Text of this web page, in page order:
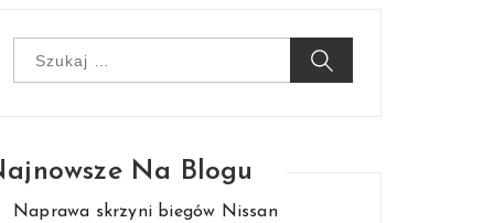
Na Blogu
Naprawa skrzyni biegów Nissan